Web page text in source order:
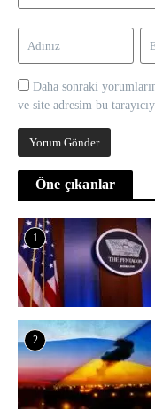
Daha sonraki
ve site adresim bu
Öne çıkanlar
1
2